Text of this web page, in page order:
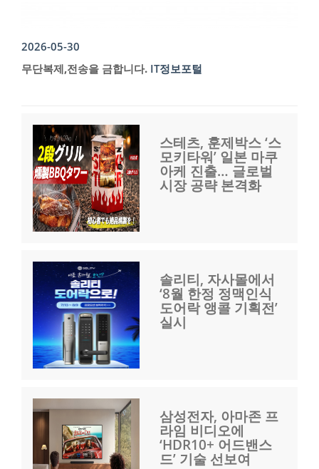
2026-05-30
무단복제,전송을 금합니다. IT정보포털
스테츠, 훈제박스 ‘스
모키타워’ 일본 마쿠
아케 진출… 글로벌
시장 공략 본격화
솔리티, 자사몰에서
‘8월 한정 정맥인식
도어락 앵콜 기획전’
실시
삼성전자, 아마존 프
라임 비디오에
‘HDR10+ 어드밴스
드’ 기술 선보여